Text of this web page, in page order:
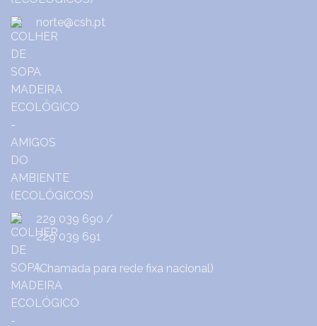
norte@csh.pt
229 039 690 /
229 039 691
(Chamada para rede fixa nacional)